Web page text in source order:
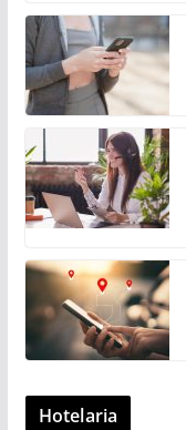
Hotelaria